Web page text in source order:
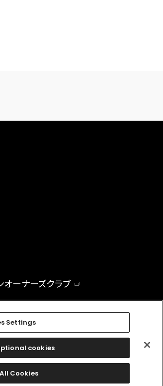
オーナーズクラブ
facebookinstagramtwitter
Settings
cookies
Cookies